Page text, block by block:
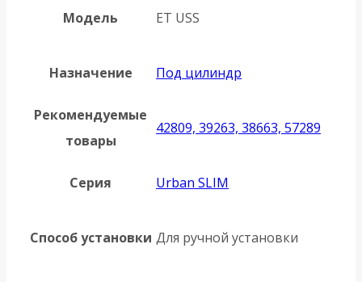
Модель ET USS
Назначение Под цилиндр
Рекомендуемые
товары
42809, 39263, 38663, 57289
Серия Urban SLIM
Способ установки Для ручной установки